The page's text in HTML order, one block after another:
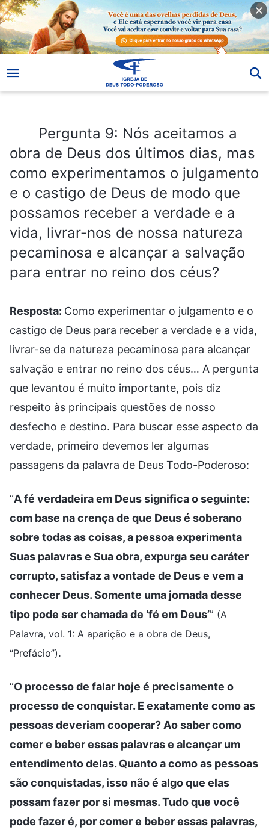
Pergunta 9: Nós aceitamos a
obra de Deus dos últimos dias, mas
como experimentamos o julgamento
e o castigo de Deus de modo que
possamos receber a verdade e a
vida, livrar-nos de nossa natureza
pecaminosa e alcançar a salvação
para entrar no reino dos céus?
Resposta: Como experimentar o julgamento e o
castigo de Deus para receber a verdade e a vida,
livrar-se da natureza pecaminosa para alcançar
salvação e entrar no reino dos céus… A pergunta
que levantou é muito importante, pois diz
respeito às principais questões de nosso
desfecho e destino. Para buscar esse aspecto da
verdade, primeiro devemos ler algumas
passagens da palavra de Deus Todo-Poderoso:
“A fé verdadeira em Deus significa o seguinte:
com base na crença de que Deus é soberano
sobre todas as coisas, a pessoa experimenta
Suas palavras e Sua obra, expurga seu caráter
corrupto, satisfaz a vontade de Deus e vem a
conhecer Deus. Somente uma jornada desse
tipo pode ser chamada de ‘fé em Deus’” (A
Palavra, vol. 1: A aparição e a obra de Deus,
“Prefácio”).
“O processo de falar hoje é precisamente o
processo de conquistar. E exatamente como as
pessoas deveriam cooperar? Ao saber como
comer e beber essas palavras e alcançar um
entendimento delas. Quanto a como as pessoas
são conquistadas, isso não é algo que elas
possam fazer por si mesmas. Tudo que você
pode fazer é, por comer e beber essas palavras,